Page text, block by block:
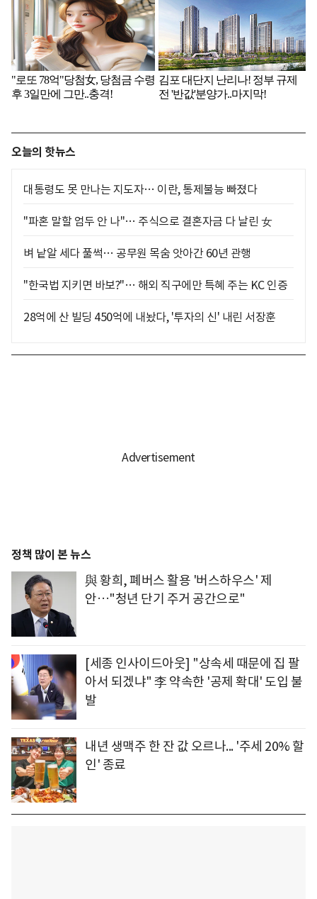
오늘의 핫뉴스
대통령도 못 만나는 지도자… 이란, 통제불능 빠졌다
"파혼 말할 엄두 안 나"… 주식으로 결혼자금 다 날린 女
벼 낱알 세다 풀썩… 공무원 목숨 앗아간 60년 관행
"한국법 지키면 바보?"… 해외 직구에만 특혜 주는 KC 인증
28억에 산 빌딩 450억에 내놨다, '투자의 신' 내린 서장훈
정책 많이 본 뉴스
與 황희, 폐버스 활용 '버스하우스' 제
안…"청년 단기 주거 공간으로"
[세종 인사이드아웃] "상속세 때문에 집 팔
아서 되겠냐" 李 약속한 '공제 확대' 도입 불
발
내년 생맥주 한 잔 값 오르나... '주세 20% 할
인' 종료